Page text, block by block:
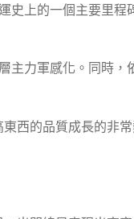
史上的一個主要里程
主力軍感化。同時，
東西的品質成長的非